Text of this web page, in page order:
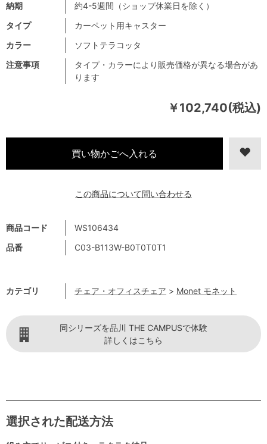
￥102,740(税込)
商品コード
WS106434
品番
C03-B113W-B0T0T0T1
カテゴリ チェア・オフィスチェア > Monet モネット
注意事項
タイプ・カラーにより販売価格が異なる場合があ
ります
納期
約4-5週間（ショップ休業日を除く）
タイプ
カーペット用キャスター
カラー
ソフトテラコッタ
この商品について問い合わせる
同シリーズを品川 THE CAMPUSで体験
詳しくはこちら
選択された配送方法